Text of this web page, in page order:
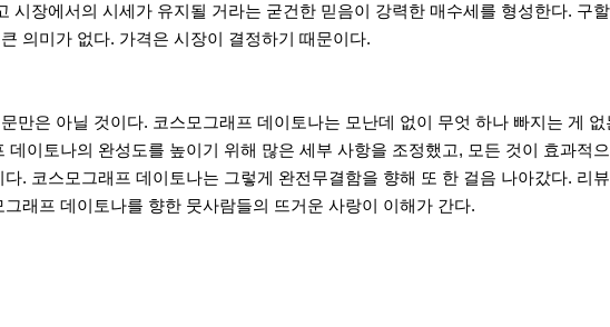
장에서의 시세가 유지될 거라는 굳건한 믿음이 강력한 매수세를 형성한다. 구
의미가 없다. 가격은 시장이 결정하기 때문이다.
만은 아닐 것이다. 코스모그래프 데이토나는 모난데 없이 무엇 하나 빠지는 게
이토나의 완성도를 높이기 위해 많은 세부 사항을 조정했고, 모든 것이 효과적
. 코스모그래프 데이토나는 그렇게 완전무결함을 향해 또 한 걸음 나아갔다. 리
래프 데이토나를 향한 뭇사람들의 뜨거운 사랑이 이해가 간다.